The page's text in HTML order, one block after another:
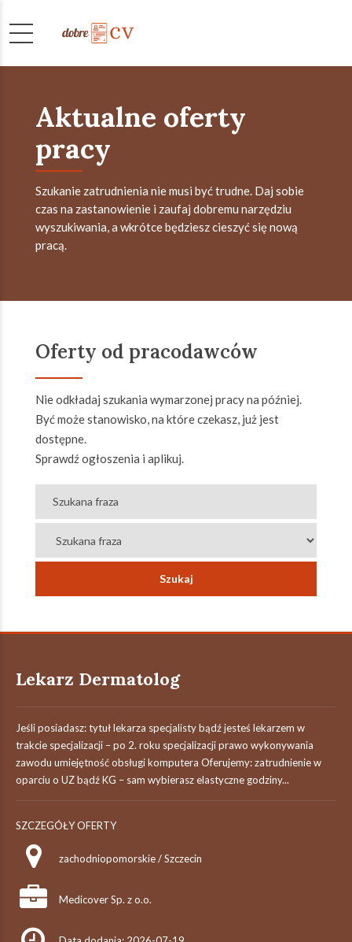
Aktualne oferty
pracy
Szukanie zatrudnienia nie musi być trudne. Daj sobie
czas na zastanowienie i zaufaj dobremu narzędziu
wyszukiwania, a wkrótce będziesz cieszyć się nową
pracą.
Oferty od pracodawców
Nie odkładaj szukania wymarzonej pracy na później.
Być może stanowisko, na które czekasz, już jest
dostępne.
Sprawdź ogłoszenia i aplikuj.
Lekarz Dermatolog
Jeśli posiadasz: tytuł lekarza specjalisty bądź jesteś lekarzem w
trakcie specjalizacji – po 2. roku specjalizacji prawo wykonywania
zawodu umiejętność obsługi komputera Oferujemy: zatrudnienie w
oparciu o UZ bądź KG – sam wybierasz elastyczne godziny...
SZCZEGÓŁY OFERTY
zachodniopomorskie / Szczecin
Medicover Sp. z o.o.